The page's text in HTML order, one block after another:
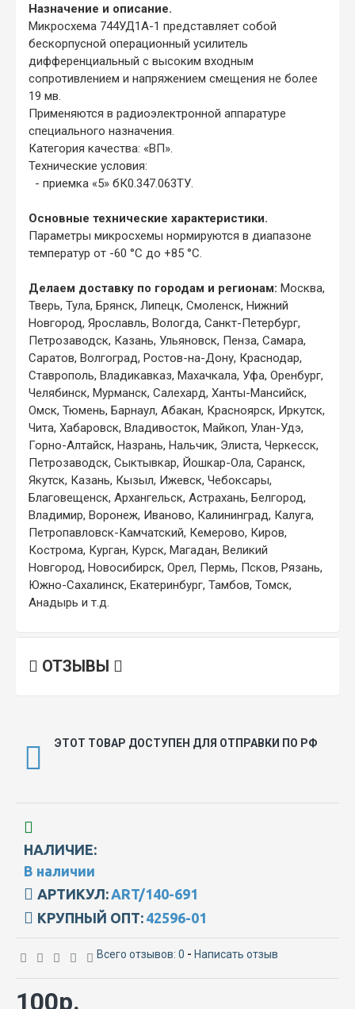
Назначение и описание.
Микросхема 744УД1А-1 представляет собой
бескорпусной операционный усилитель
дифференциальный с высоким входным
сопротивлением и напряжением смещения не более
19 мв.
Применяются в радиоэлектронной аппаратуре
специального назначения.
Категория качества: «ВП».
Технические условия:
- приемка «5» бК0.347.063ТУ.
Основные технические характеристики.
Параметры микросхемы нормируются в диапазоне
температур от -60 °С до +85 °С.
Делаем доставку по городам и регионам: Москва,
Тверь, Тула, Брянск, Липецк, Смоленск, Нижний
Новгород, Ярославль, Вологда, Санкт-Петербург,
Петрозаводск, Казань, Ульяновск, Пенза, Самара,
Саратов, Волгоград, Ростов-на-Дону, Краснодар,
Ставрополь, Владикавказ, Махачкала, Уфа, Оренбург,
Челябинск, Мурманск, Салехард, Ханты-Мансийск,
Омск, Тюмень, Барнаул, Абакан, Красноярск, Иркутск,
Чита, Хабаровск, Владивосток, Майкоп, Улан-Удэ,
Горно-Алтайск, Назрань, Нальчик, Элиста, Черкесск,
Петрозаводск, Сыктывкар, Йошкар-Ола, Саранск,
Якутск, Казань, Кызыл, Ижевск, Чебоксары,
Благовещенск, Архангельск, Астрахань, Белгород,
Владимир, Воронеж, Иваново, Калининград, Калуга,
Петропавловск-Камчатский, Кемерово, Киров,
Кострома, Курган, Курск, Магадан, Великий
Новгород, Новосибирск, Орел, Пермь, Псков, Рязань,
Южно-Сахалинск, Екатеринбург, Тамбов, Томск,
Анадырь и т.д.
ОТЗЫВЫ
ЭТОТ ТОВАР ДОСТУПЕН ДЛЯ ОТПРАВКИ ПО РФ
НАЛИЧИЕ:
В наличии
АРТИКУЛ: ART/140-691
КРУПНЫЙ ОПТ: 42596-01
Всего отзывов: 0 - Написать отзыв
100р.